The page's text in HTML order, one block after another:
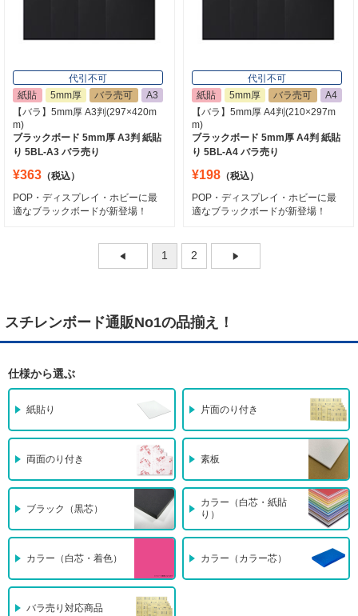
代引不可
紙貼
5mm厚 バラ売可
A3
【バラ】5mm厚 A3判(297×420m
m)
ブラックボード 5mm厚 A3判 紙貼
り 5BL-A3 バラ売り
¥363 （税込）
POP・ディスプレイ・ホビーに最
適なブラックボードが新登場！
代引不可
紙貼
5mm厚 バラ売可
A4
【バラ】5mm厚 A4判(210×297m
m)
ブラックボード 5mm厚 A4判 紙貼
り 5BL-A4 バラ売り
¥198 （税込）
POP・ディスプレイ・ホビーに最
適なブラックボードが新登場！
1 2
スチレンボード通販No1の品揃え！
仕様から選ぶ
紙貼り 片面のり付き
両面のり付き 素板
ブラック（黒芯）
カラー（白芯・紙貼
り）
カラー（白芯・着色） カラー（カラー芯）
バラ売り対応商品